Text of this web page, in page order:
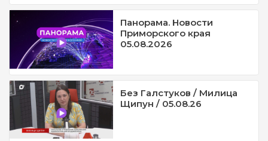
Панорама. Новости
Приморского края
05.08.2026
Без Галстуков / Милица
Щипун / 05.08.26